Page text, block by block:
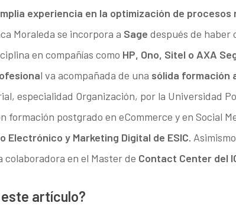
experiencia en la optimización de procesos
Moraleda se incorpora a Sage después de haber
en compañías como HP, Ono, Sitel o AXA
l va acompañada de una sólida formación
especialidad Organización, por la Universidad
formación postgrado en eCommerce y en Social
Electrónico y Marketing Digital de ESIC.
en el Master de Contact Center del
artículo?